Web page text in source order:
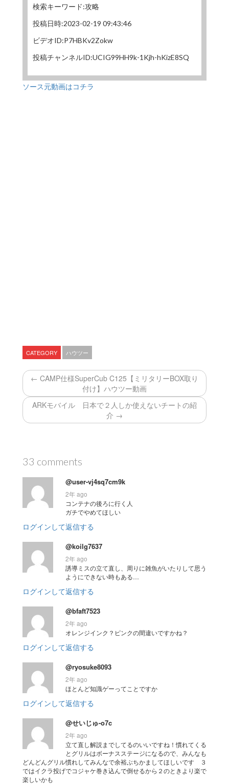
検索キーワード:攻略
投稿日時:2023-02-19 09:43:46
ビデオID:P7HBKv2Zokw
投稿チャンネルID:UCIG99HH9k-1Kjh-hKizE8SQ
ソース元動画はコチラ
CATEGORY ハウツー
← CAMP仕様SuperCub C125【ミリタリーBOX取り
付け】ハウツー動画
ARKモバイル 日本で２人しか使えないチートの紹
介 →
33 comments
@user-vj4sq7cm9k
2年 ago
コンテナの後ろに行く人
ガチでやめてほしい
ログインして返信する
@koilg7637
2年 ago
誘導ミスの立て直し、周りに雑魚がいたりして思う
ようにできない時もある…
ログインして返信する
@bfaft7523
2年 ago
オレンジインク？ピンクの間違いですかね？
ログインして返信する
@ryosuke8093
2年 ago
ほとんど知識ゲーってことですか
ログインして返信する
@せいじゅ-o7c
2年 ago
立て直し解説までしてるのいいですね！慣れてくる
とグリルはボーナスステージになるので、みんなも
どんどんグリル慣れしてみんなで余裕ぶちかましてほしいです ３
ではイクラ投げでコジャケ巻き込んで倒せるから２のときより楽で
楽しいかも